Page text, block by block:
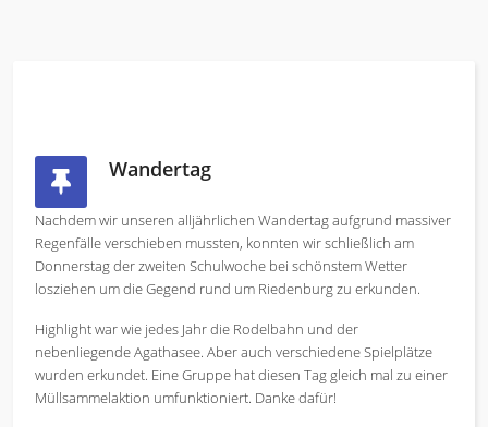
Wandertag
Nachdem wir unseren alljährlichen Wandertag aufgrund massiver
Regenfälle verschieben mussten, konnten wir schließlich am
Donnerstag der zweiten Schulwoche bei schönstem Wetter
losziehen um die Gegend rund um Riedenburg zu erkunden.
Highlight war wie jedes Jahr die Rodelbahn und der
nebenliegende Agathasee. Aber auch verschiedene Spielplätze
wurden erkundet. Eine Gruppe hat diesen Tag gleich mal zu einer
Müllsammelaktion umfunktioniert. Danke dafür!